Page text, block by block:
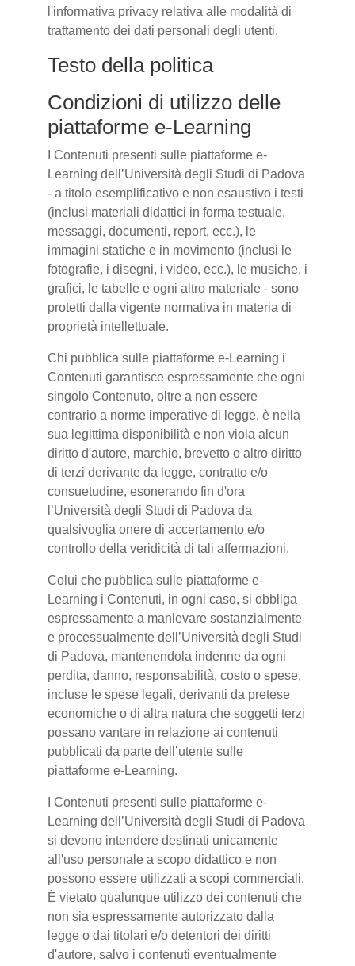
l'informativa privacy relativa alle modalità di
trattamento dei dati personali degli utenti.
Testo della politica
Condizioni di utilizzo delle
piattaforme e-Learning
I Contenuti presenti sulle piattaforme e-
Learning dell’Università degli Studi di Padova
- a titolo esemplificativo e non esaustivo i testi
(inclusi materiali didattici in forma testuale,
messaggi, documenti, report, ecc.), le
immagini statiche e in movimento (inclusi le
fotografie, i disegni, i video, ecc.), le musiche, i
grafici, le tabelle e ogni altro materiale - sono
protetti dalla vigente normativa in materia di
proprietà intellettuale.
Chi pubblica sulle piattaforme e-Learning i
Contenuti garantisce espressamente che ogni
singolo Contenuto, oltre a non essere
contrario a norme imperative di legge, è nella
sua legittima disponibilità e non viola alcun
diritto d'autore, marchio, brevetto o altro diritto
di terzi derivante da legge, contratto e/o
consuetudine, esonerando fin d'ora
l’Università degli Studi di Padova da
qualsivoglia onere di accertamento e/o
controllo della veridicità di tali affermazioni.
Colui che pubblica sulle piattaforme e-
Learning i Contenuti, in ogni caso, si obbliga
espressamente a manlevare sostanzialmente
e processualmente dell’Università degli Studi
di Padova, mantenendola indenne da ogni
perdita, danno, responsabilità, costo o spese,
incluse le spese legali, derivanti da pretese
economiche o di altra natura che soggetti terzi
possano vantare in relazione ai contenuti
pubblicati da parte dell’utente sulle
piattaforme e-Learning.
I Contenuti presenti sulle piattaforme e-
Learning dell’Università degli Studi di Padova
si devono intendere destinati unicamente
all'uso personale a scopo didattico e non
possono essere utilizzati a scopi commerciali.
È vietato qualunque utilizzo dei contenuti che
non sia espressamente autorizzato dalla
legge o dai titolari e/o detentori dei diritti
d'autore, salvo i contenuti eventualmente